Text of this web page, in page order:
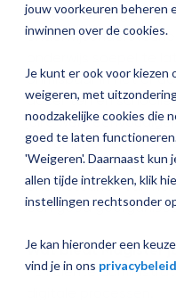
jouw voorkeuren beheren
inwinnen over de cookies.
Je kunt er ook voor kiezen
weigeren, met
noodzakelijke cookies die
goed te laten
'Weigeren'. Daarnaast
allen tijde intrekken, klik
instellingen rechtsonder
Je kan hieronder een
vind je in ons privacybeleid
Welkom bij Magister,
onmisbaar in het
docenten en
jullie werk
stroomlijnen en
maken. Zo kunnen
ondersteunen van
een goed
Wat biedt Magister
• Efficiënte